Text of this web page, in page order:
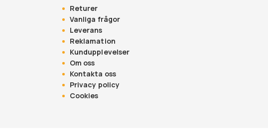
Returer
Vanliga frågor
Leverans
Reklamation
Kundupplevelser
Om oss
Kontakta oss
Privacy policy
Cookies